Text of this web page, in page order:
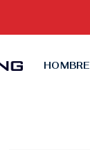
HOMBRE